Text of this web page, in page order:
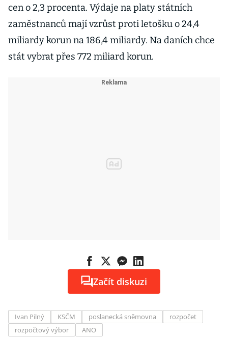
cen o 2,3 procenta. Výdaje na platy státních
zaměstnanců mají vzrůst proti letošku o 24,4
miliardy korun na 186,4 miliardy. Na daních chce
stát vybrat přes 772 miliard korun.
Začít diskuzi
Ivan Pilný KSČM poslanecká sněmovna
rozpočet
rozpočtový výbor
ANO